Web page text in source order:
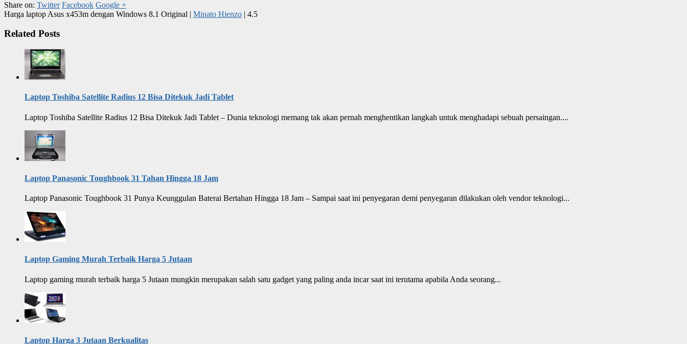
Share on: Twitter Facebook Google +
Harga laptop Asus x453m dengan Windows 8.1 Original | Minato Hienzo | 4.5
Related Posts
Laptop Toshiba Satellite Radius 12 Bisa Ditekuk Jadi Tablet
Laptop Toshiba Satellite Radius 12 Bisa Ditekuk Jadi Tablet – Dunia teknologi memang tak akan pernah menghentikan langkah untuk menghadapi sebuah persaingan....
Laptop Panasonic Toughbook 31 Tahan Hingga 18 Jam
Laptop Panasonic Toughbook 31 Punya Keunggulan Baterai Bertahan Hingga 18 Jam – Sampai saat ini penyegaran demi penyegaran dilakukan oleh vendor teknologi...
Laptop Gaming Murah Terbaik Harga 5 Jutaan
Laptop gaming murah terbaik harga 5 Jutaan mungkin merupakan salah satu gadget yang paling anda incar saat ini terutama apabila Anda seorang...
Laptop Harga 3 Jutaan Berkualitas